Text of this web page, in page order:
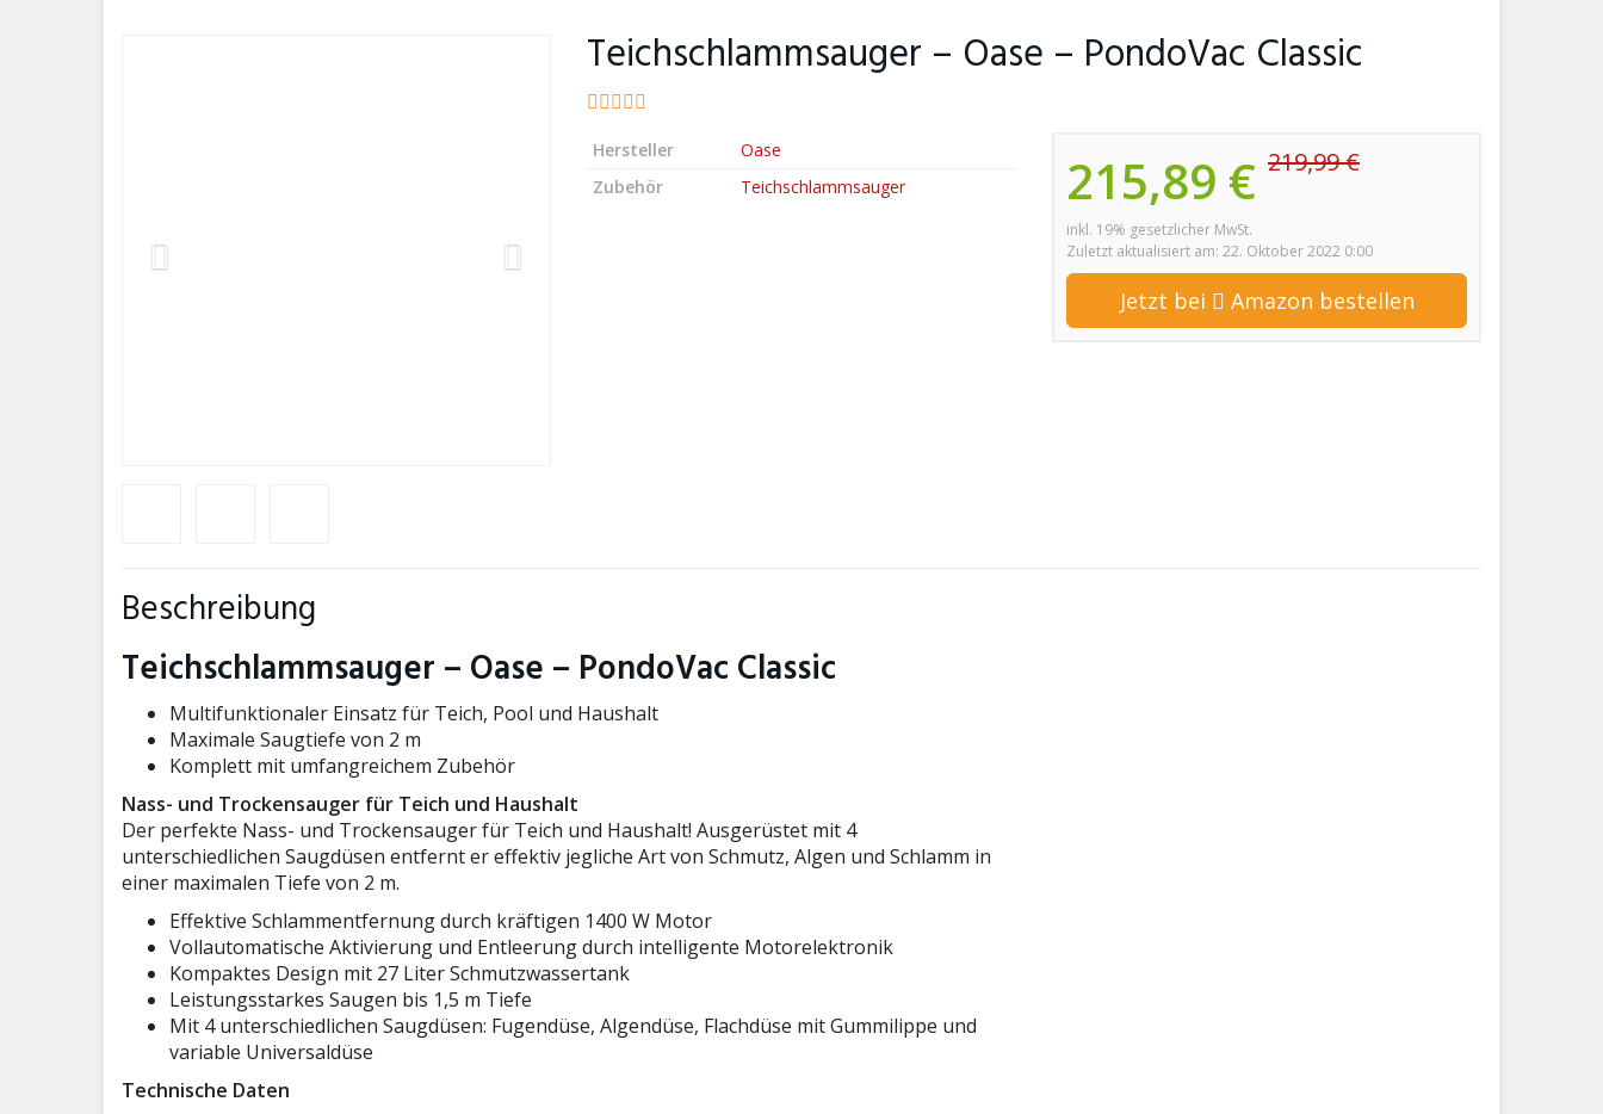
Teichschlammsauger – Oase – PondoVac Classic
215,89 € 219,99 €
inkl. 19% gesetzlicher MwSt.
Zuletzt aktualisiert am: 22. Oktober 2022 0:00
Jetzt bei Amazon bestellen
Hersteller
Oase
Zubehör
Teichschlammsauger
Beschreibung
Teichschlammsauger – Oase – PondoVac Classic
Multifunktionaler Einsatz für Teich, Pool und Haushalt
Maximale Saugtiefe von 2 m
Komplett mit umfangreichem Zubehör
Nass- und Trockensauger für Teich und Haushalt
Der perfekte Nass- und Trockensauger für Teich und Haushalt! Ausgerüstet mit 4
unterschiedlichen Saugdüsen entfernt er effektiv jegliche Art von Schmutz, Algen und Schlamm in
einer maximalen Tiefe von 2 m.
Effektive Schlammentfernung durch kräftigen 1400 W Motor
Vollautomatische Aktivierung und Entleerung durch intelligente Motorelektronik
Kompaktes Design mit 27 Liter Schmutzwassertank
Leistungsstarkes Saugen bis 1,5 m Tiefe
Mit 4 unterschiedlichen Saugdüsen: Fugendüse, Algendüse, Flachdüse mit Gummilippe und
variable Universaldüse
Technische Daten